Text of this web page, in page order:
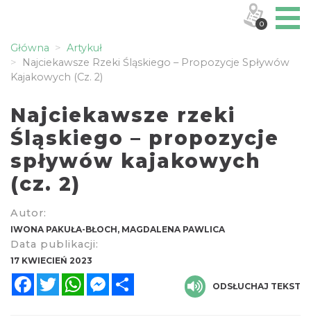
Główna
Artykuł
Najciekawsze Rzeki Śląskiego – Propozycje Spływów
Kajakowych (cz. 2)
Najciekawsze rzeki
Śląskiego – propozycje
spływów kajakowych
(cz. 2)
Autor:
IWONA PAKUŁA-BŁOCH, MAGDALENA PAWLICA
Data publikacji:
17 KWIECIEŃ 2023
FacebookTwitterWhatsAppMessenger
ODSŁUCHAJ TEKST
0